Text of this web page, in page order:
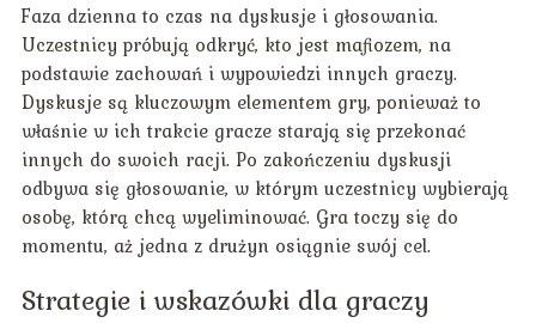
Faza dzienna to czas na dyskusje i głosowania.
Uczestnicy próbują odkryć, kto jest mafiozem, na
podstawie zachowań i wypowiedzi innych graczy.
Dyskusje są kluczowym elementem gry, ponieważ to
właśnie w ich trakcie gracze starają się przekonać
innych do swoich racji. Po zakończeniu dyskusji
odbywa się głosowanie, w którym uczestnicy wybierają
osobę, którą chcą wyeliminować. Gra toczy się do
momentu, aż jedna z drużyn osiągnie swój cel.
Strategie i wskazówki dla graczy